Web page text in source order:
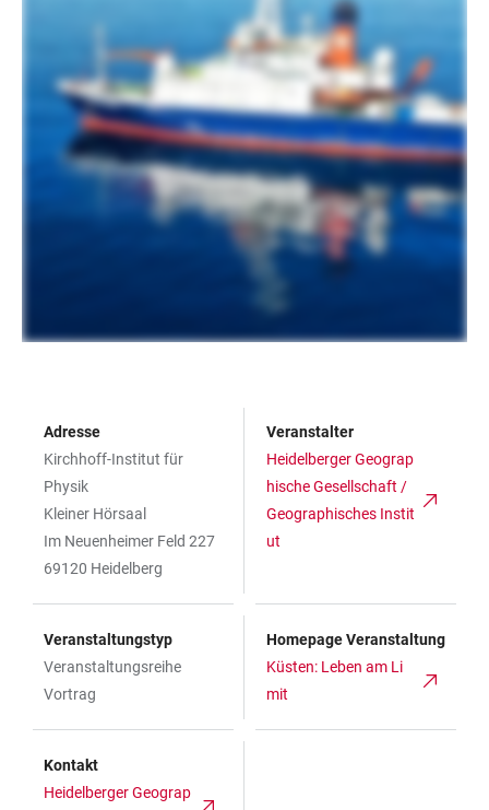
Adresse
Kirchhoff-Institut für
Physik
Kleiner Hörsaal
Im Neuenheimer Feld 227
69120 Heidelberg
Veranstalter
Heidelberger Geograp
hische Gesellschaft /
Geographisches Instit
ut
Veranstaltungstyp
Veranstaltungsreihe
Vortrag
Homepage Veranstaltung
Küsten: Leben am Li
mit
Kontakt
Heidelberger Geograp